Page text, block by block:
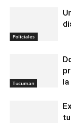
Policiales
Tucuman